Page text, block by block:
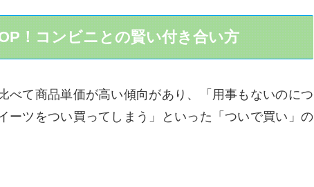
！コンビニとの賢い付き合い方
べて商品単価が高い傾向があり、「用事もないのにつ
ーツをつい買ってしまう」といった「ついで買い」の